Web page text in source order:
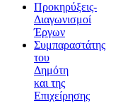
Προκηρύξεις-
Διαγωνισμοί
Έργων
Συμπαραστάτης
του
Δημότη
και της
Επιχείρησης